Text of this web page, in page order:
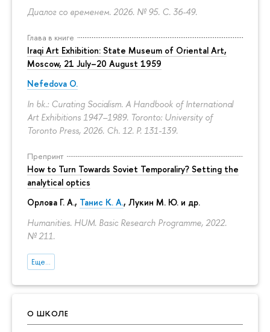
Диалог со временем. 2026. № 95. С. 36-49.
Глава в книге
Iraqi Art Exhibition: State Museum of Oriental Art,
Moscow, 21 July–20 August 1959
Nefedova O.
In bk.: Curating Socialism. A Handbook of International
Art Exhibitions 1947–1989. Toronto: University of
Toronto Press, 2026. Ch. 12. P. 131-139.
Препринт
How to Turn Towards Soviet Temporaliry? Setting the
analytical optics
Орлова Г. А., Танис К. А., Лукин М. Ю. и др.
Humanities. HUM. Basic Research Programme, 2022.
№ 211.
Еще...
О ШКОЛЕ